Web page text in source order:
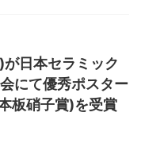
日本セラミック
にて優秀ポスター
板硝子賞)を受賞